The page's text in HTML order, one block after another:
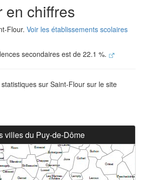
en chiffres
Flour. Voir les établissements scolaires
secondaires est de 22.1 %.
sur Saint-Flour sur le site
villes du Puy-de-Dôme